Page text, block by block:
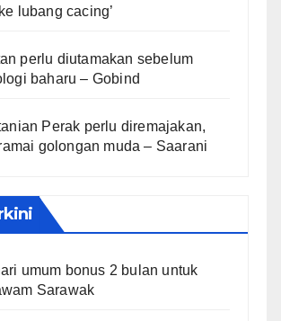
lubang cacing’
perlu diutamakan sebelum
baharu – Gobind
Perak perlu diremajakan,
golongan muda – Saarani
umum bonus 2 bulan untuk
Sarawak